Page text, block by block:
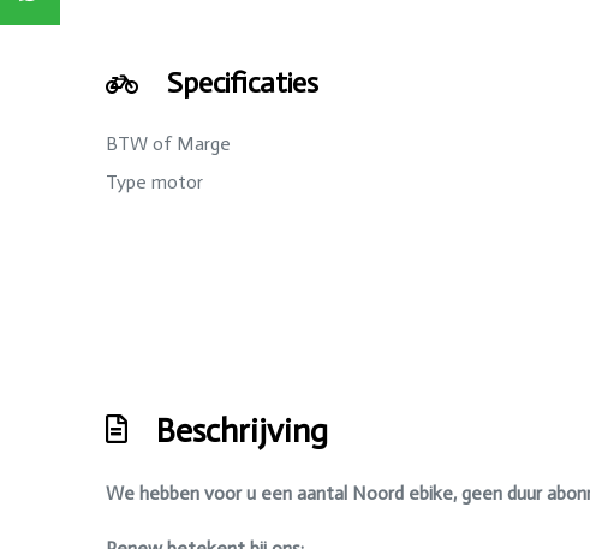
Specificaties
BTW of Marge
Type motor
Beschrijving
We hebben voor u een aantal Noord ebike, geen duur